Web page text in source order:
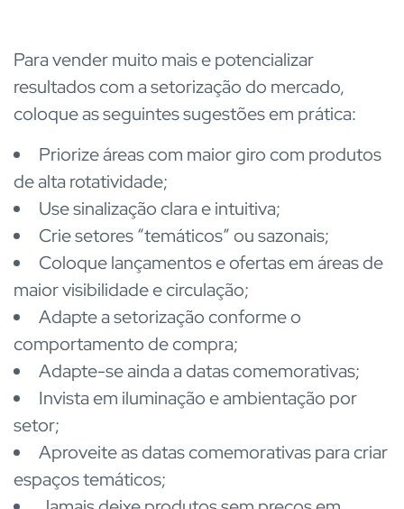
Para vender muito mais e potencializar
resultados com a setorização do mercado,
coloque as seguintes sugestões em prática:
Priorize áreas com maior giro com produtos
de alta rotatividade;
Use sinalização clara e intuitiva;
Crie setores “temáticos” ou sazonais;
Coloque lançamentos e ofertas em áreas de
maior visibilidade e circulação;
Adapte a setorização conforme o
comportamento de compra;
Adapte-se ainda a datas comemorativas;
Invista em iluminação e ambientação por
setor;
Aproveite as datas comemorativas para criar
espaços temáticos;